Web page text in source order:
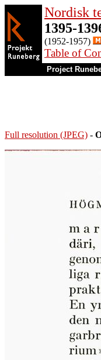
Nordisk
1395-
(1952-1957)
Table of
Project
Full resolution (JPEG) -